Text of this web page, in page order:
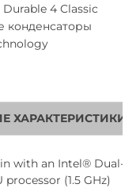
4 Classic
конденсаторы
ХАРАКТЕРИСТИКИ
with an Intel® Dual-
processor (1.5 GHz)